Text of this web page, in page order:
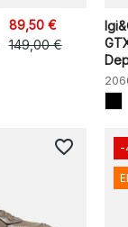
89,50 €
149,00 €
favorite_border -